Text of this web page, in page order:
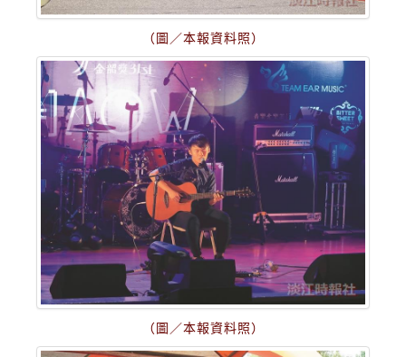
（圖／本報資料照）
（圖／本報資料照）